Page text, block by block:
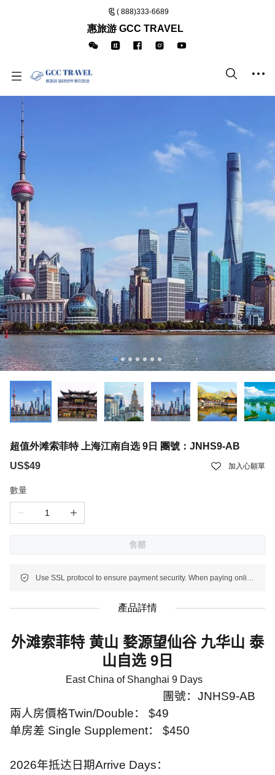
( 888)333-6689
惠旅游 GCC TRAVEL
超值外滩索菲特 上海江南自选 9日 團號：JNHS9-AB
US$49
加入心願單
數量
售罄
Use SSL protocol to ensure payment security. When paying online, your payment information is protected.
產品詳情
外滩索菲特 黄山 婺源望仙谷 九华山 泰
山自选 9 日
East China of Shanghai 9 Days
團號： JNHS9-AB
兩人房價格Twin/Double：
$49
单房差 Single Supplement： $450
2026年抵达日期Arrive Days：